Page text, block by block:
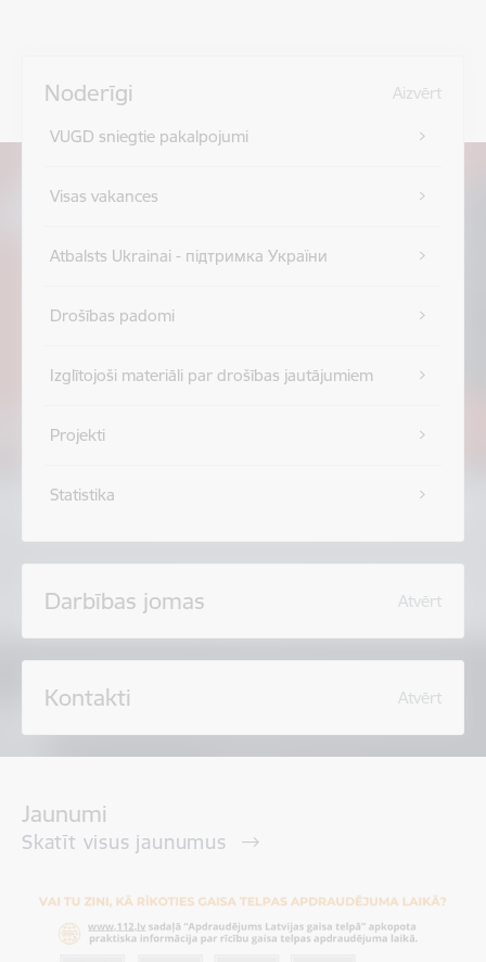
Noderīgi Aizvērt
VUGD sniegtie pakalpojumi
Visas vakances
Atbalsts Ukrainai - підтримка України
Drošības padomi
Izglītojoši materiāli par drošības jautājumiem
Projekti
Statistika
Darbības jomas Atvērt
Kontakti Atvērt
Jaunumi
Skatīt visus jaunumus